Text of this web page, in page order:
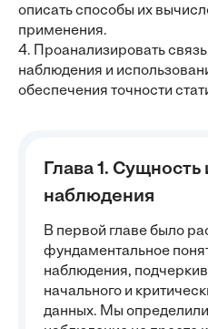
описать способы их
применения.
4. Проанализировать
наблюдения и
обеспечения точности
Глава 1. Сущность
наблюдения
В первой главе было
фундаментальное
наблюдения,
начального и
данных. Мы определили